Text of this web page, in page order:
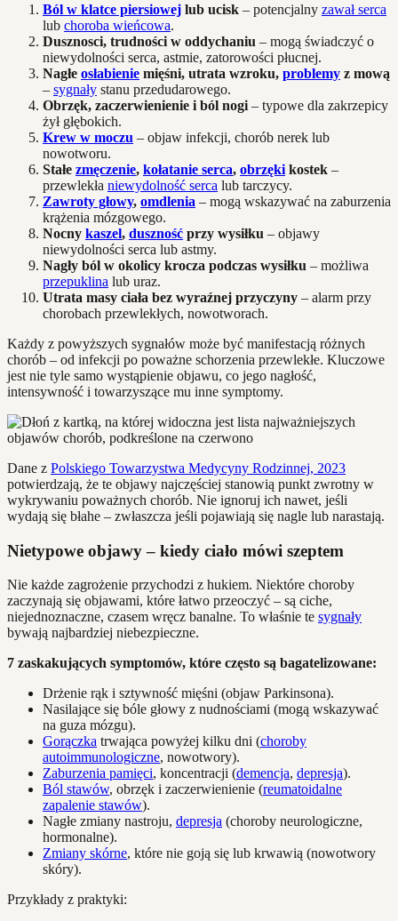
Ból w klatce piersiowej lub ucisk – potencjalny zawał serca
lub choroba wieńcowa.
Dusznosci, trudności w oddychaniu – mogą świadczyć o
niewydolności serca, astmie, zatorowości płucnej.
Nagłe osłabienie mięśni, utrata wzroku, problemy z mową
– sygnały stanu przedudarowego.
Obrzęk, zaczerwienienie i ból nogi – typowe dla zakrzepicy
żył głębokich.
Krew w moczu – objaw infekcji, chorób nerek lub
nowotworu.
Stałe zmęczenie, kołatanie serca, obrzęki kostek –
przewlekła niewydolność serca lub tarczycy.
Zawroty głowy, omdlenia – mogą wskazywać na zaburzenia
krążenia mózgowego.
Nocny kaszel, duszność przy wysiłku – objawy
niewydolności serca lub astmy.
Nagły ból w okolicy krocza podczas wysiłku – możliwa
przepuklina lub uraz.
Utrata masy ciała bez wyraźnej przyczyny – alarm przy
chorobach przewlekłych, nowotworach.
Każdy z powyższych sygnałów może być manifestacją różnych
chorób – od infekcji po poważne schorzenia przewlekłe. Kluczowe
jest nie tyle samo wystąpienie objawu, co jego nagłość,
intensywność i towarzyszące mu inne symptomy.
Dane z Polskiego Towarzystwa Medycyny Rodzinnej, 2023
potwierdzają, że te objawy najczęściej stanowią punkt zwrotny w
wykrywaniu poważnych chorób. Nie ignoruj ich nawet, jeśli
wydają się błahe – zwłaszcza jeśli pojawiają się nagle lub narastają.
Nietypowe objawy – kiedy ciało mówi szeptem
Nie każde zagrożenie przychodzi z hukiem. Niektóre choroby
zaczynają się objawami, które łatwo przeoczyć – są ciche,
niejednoznaczne, czasem wręcz banalne. To właśnie te sygnały
bywają najbardziej niebezpieczne.
7 zaskakujących symptomów, które często są bagatelizowane:
Drżenie rąk i sztywność mięśni (objaw Parkinsona).
Nasilające się bóle głowy z nudnościami (mogą wskazywać
na guza mózgu).
Gorączka trwająca powyżej kilku dni (choroby
autoimmunologiczne, nowotwory).
Zaburzenia pamięci, koncentracji (demencja, depresja).
Ból stawów, obrzęk i zaczerwienienie (reumatoidalne
zapalenie stawów).
Nagłe zmiany nastroju, depresja (choroby neurologiczne,
hormonalne).
Zmiany skórne, które nie goją się lub krwawią (nowotwory
skóry).
Przykłady z praktyki: